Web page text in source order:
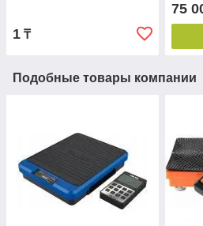
1 ₸
75
Подобные товары компании